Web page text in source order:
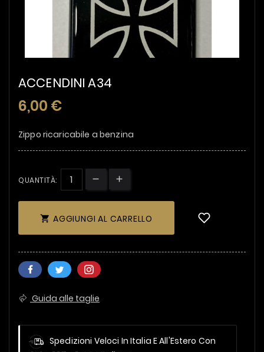
ACCENDINI A34
6,00 €
Zippo ricaricabile a benzina
QUANTITÀ:
 AGGIUNGI AL CARRELLO
Guida alle taglie
Spedizioni Veloci In Italia E All'Estero Con